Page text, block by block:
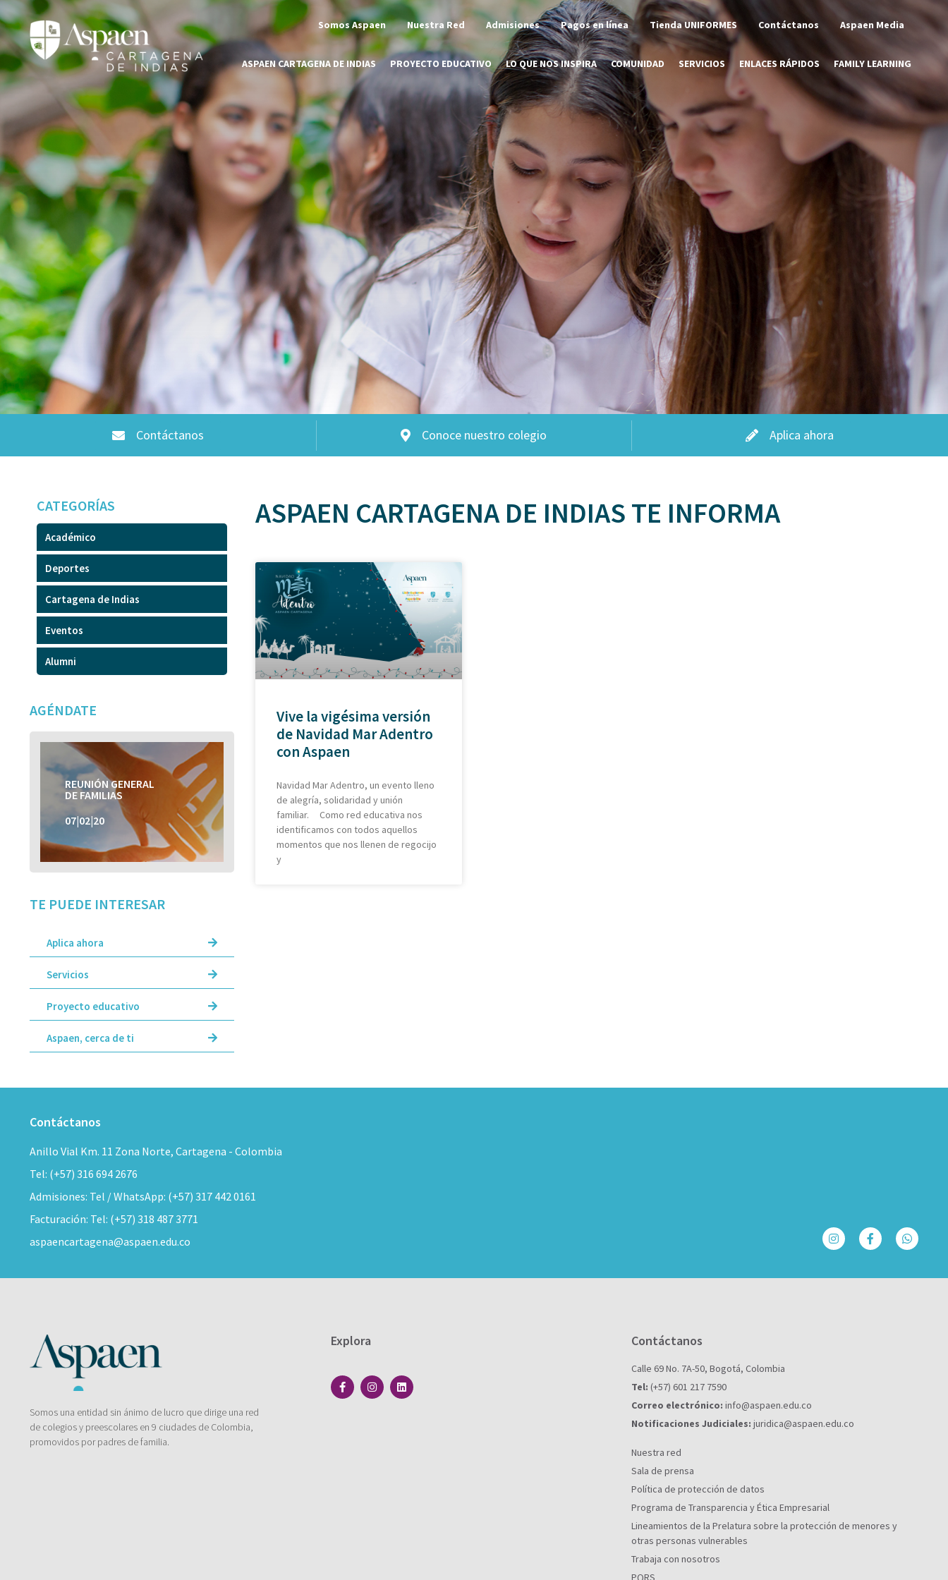
Somos Aspaen Nuestra Red Admisiones Pagos en línea Tienda UNIFORMES Contáctanos Aspaen Media
ASPAEN CARTAGENA DE INDIAS PROYECTO EDUCATIVO LO QUE NOS INSPIRA COMUNIDAD SERVICIOS ENLACES RÁPIDOS FAMILY LEARNING
Contáctanos Conoce nuestro colegio Aplica ahora
CATEGORÍAS
Académico
Deportes
Cartagena de Indias
Eventos
Alumni
AGÉNDATE
REUNIÓN GENERAL
DE FAMILIAS
07|02|20
REUNIÓN GENERAL
DE FAMILIAS
07|02|20
TE PUEDE INTERESAR
Aplica ahora
Servicios
Proyecto educativo
Aspaen, cerca de ti
ASPAEN CARTAGENA DE INDIAS TE INFORMA
Vive la vigésima versión
de Navidad Mar Adentro
con Aspaen
Navidad Mar Adentro, un evento lleno
de alegría, solidaridad y unión
familiar. Como red educativa nos
identificamos con todos aquellos
momentos que nos llenen de regocijo
y
Contáctanos
Anillo Vial Km. 11 Zona Norte, Cartagena - Colombia
Tel: (+57) 316 694 2676
Admisiones: Tel / WhatsApp: (+57) 317 442 0161
Facturación: Tel: (+57) 318 487 3771
aspaencartagena@aspaen.edu.co
Somos una entidad sin ánimo de lucro que dirige una red
de colegios y preescolares en 9 ciudades de Colombia,
promovidos por padres de familia.
Explora Contáctanos
Calle 69 No. 7A-50, Bogotá, Colombia
Tel: (+57) 601 217 7590
Correo electrónico: info@aspaen.edu.co
Notificaciones Judiciales: juridica@aspaen.edu.co
Nuestra red
Sala de prensa
Política de protección de datos
Programa de Transparencia y Ética Empresarial
Lineamientos de la Prelatura sobre la protección de menores y
otras personas vulnerables
Trabaja con nosotros
PQRS